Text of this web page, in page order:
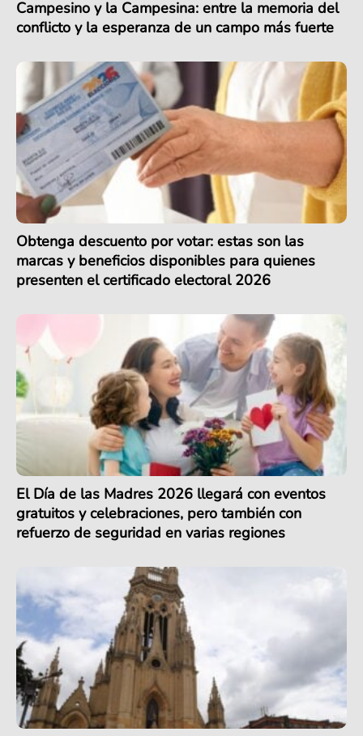
Campesino y la Campesina: entre la memoria del
conflicto y la esperanza de un campo más fuerte
Obtenga descuento por votar: estas son las
marcas y beneficios disponibles para quienes
presenten el certificado electoral 2026
El Día de las Madres 2026 llegará con eventos
gratuitos y celebraciones, pero también con
refuerzo de seguridad en varias regiones